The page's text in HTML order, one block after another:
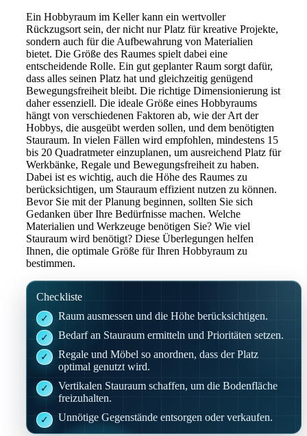
Ein Hobbyraum im Keller kann ein wertvoller
Rückzugsort sein, der nicht nur Platz für kreative Projekte,
sondern auch für die Aufbewahrung von Materialien
bietet. Die Größe des Raumes spielt dabei eine
entscheidende Rolle. Ein gut geplanter Raum sorgt dafür,
dass alles seinen Platz hat und gleichzeitig genügend
Bewegungsfreiheit bleibt. Die richtige Dimensionierung ist
daher essenziell. Die ideale Größe eines Hobbyraums
hängt von verschiedenen Faktoren ab, wie der Art der
Hobbys, die ausgeübt werden sollen, und dem benötigten
Stauraum. In vielen Fällen wird empfohlen, mindestens 15
bis 20 Quadratmeter einzuplanen, um ausreichend Platz für
Werkbänke, Regale und Bewegungsfreiheit zu haben.
Dabei ist es wichtig, auch die Höhe des Raumes zu
berücksichtigen, um Stauraum effizient nutzen zu können.
Bevor Sie mit der Planung beginnen, sollten Sie sich
Gedanken über Ihre Bedürfnisse machen. Welche
Materialien und Werkzeuge benötigen Sie? Wie viel
Stauraum wird benötigt? Diese Überlegungen helfen
Ihnen, die optimale Größe für Ihren Hobbyraum zu
bestimmen.
Checkliste
Raum ausmessen und die Höhe berücksichtigen.
Bedarf an Stauraum ermitteln und Prioritäten setzen.
Regale und Möbel so anordnen, dass der Platz
optimal genutzt wird.
Vertikalen Stauraum schaffen, um die Bodenfläche
freizuhalten.
Unnötige Gegenstände entsorgen oder verkaufen.